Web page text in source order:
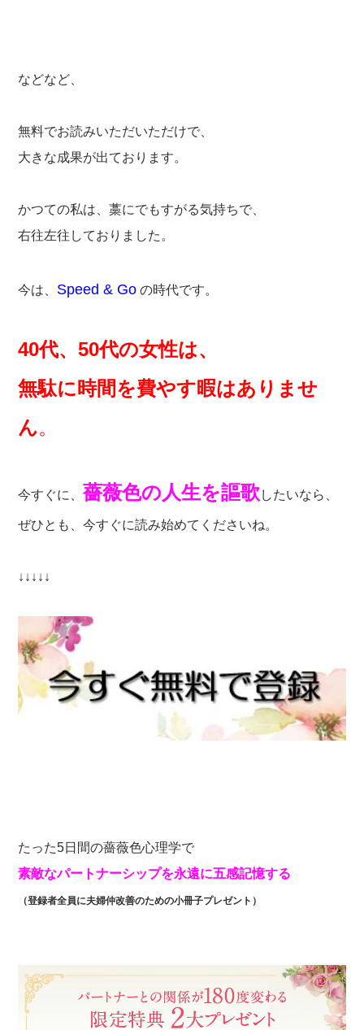
などなど、
無料でお読みいただいただけで、
大きな成果が出ております。
かつての私は、藁にでもすがる気持ちで、
右往左往しておりました。
今は、 Speed & Go の時代です。
40代、50代の女性は、
無駄に時間を費やす暇はありませ
ん。
今すぐに、薔薇色の人生を謳歌したいなら、
ぜひとも、今すぐに読み始めてくださいね。
↓↓↓↓↓
たった5日間の薔薇色心理学で
素敵なパートナーシップを永遠に五感記憶する
（登録者全員に夫婦仲改善のための小冊子プレゼント）